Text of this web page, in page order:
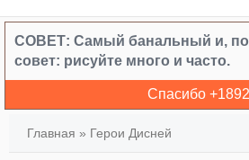
СОВЕТ: Самый банальный и,
совет: рисуйте много и часто.
Спасибо +
Главная » Герои Дисней